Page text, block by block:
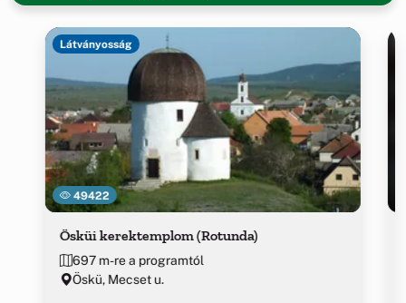
49422
Látványosság
Ösküi kerektemplom (Rotunda)
697 m-re a programtól
Öskü, Mecset u.